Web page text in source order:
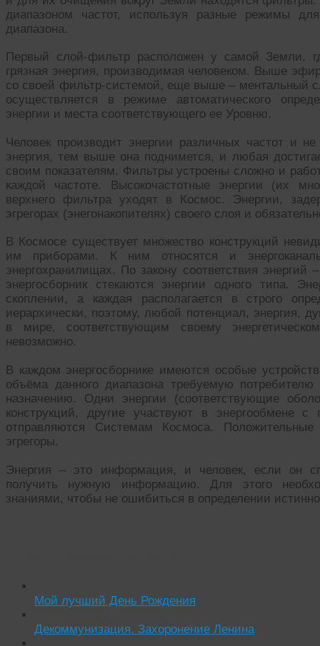
диапазоном частот, используя разные режимы
диапазона.
Первый слой-фильтр расположен у самой Земли,
грязная энергия, производимая человеком. Выше
со своей фильтр-системой, еще выше – ментальный
осуществляется в режиме автоматического
энергии и места соответствующего ее Уровню.
Человек производит энергии различных частот и
энергия, тем выше она поднимется, и любая
своим показателям. Фильтры устроены сложно и
каждой частоте. Высокочастотные энергии (их
верхнего фильтра уходят в Космос. Энергии,
эгрегорах (энегонакопителях) своего слоя и
В Космосе существует множество конструкций
им приборами. К ним относятся и
энергохранилищах. По закону соответствия энергий
энергосборник стекаются энергии одного типа.
скоплении, а каждая располагается в строго
иерархически, поэтому, любой потенциал, энергия,
в мире, соответствующим своему
невозможно.
В каждом энергосборнике имеются особые
объёма данного диапазона требуемую
назначению. Одни энергии (соответствующие
конструкций, другие участвуют в энергообмене
отправляются Системам Космоса.
эгрегоры.
Энергия – это информация, и человек, если он
получить нужную информацию. Для этого
знаниями, чтобы не ошибиться в определении
Мой лучший День Рождения
Декоммунизация. Захоронение Ленина